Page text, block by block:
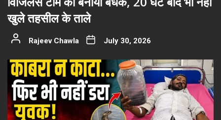
खुले तहसील के ताले
Rajeev Chawla July 30, 2026